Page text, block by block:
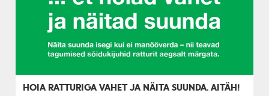
HOIA RATTURIGA VAHET JA NÄITA SUUNDA. AITÄH!